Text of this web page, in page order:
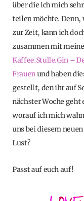
über die ich mich
teilen möchte. Denn,
zur Zeit, kann ich
zusammen mit
Kaffee.Stulle.Gin –
Frauenund haben
gestellt, den ihr auf
nächster Woche geht
worauf ich mich
uns bei diesem
Lust?
Passt auf euch auf!